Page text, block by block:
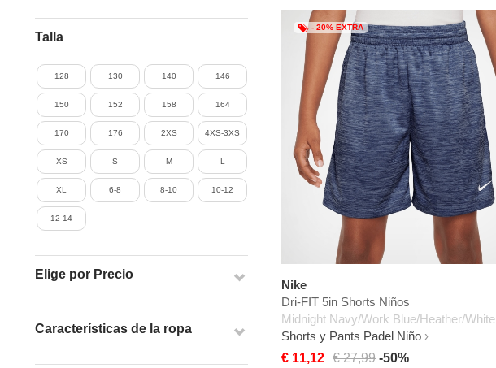
Talla
128 130 140 146
150 152 158 164
170 176 2XS 4XS-3XS
XS S M L
XL 6-8 8-10 10-12
12-14
Elige por Precio
Características de la ropa
- 20% EXTRA
Nike
Dri-FIT 5in Shorts Niños
Midnight Navy/Work Blue/Heather/White
Shorts y Pants Padel Niño
€ 11,12 € 27,99 -50%